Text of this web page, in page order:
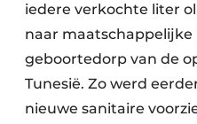
iedere verkochte liter
naar
geboortedorp van de
Tunesië. Zo werd
nieuwe sanitaire